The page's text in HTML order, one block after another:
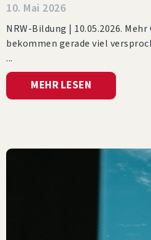
10. Mai 2026
NRW-Bildung | 10.05.2026.
bekommen gerade viel
MEHR LESEN